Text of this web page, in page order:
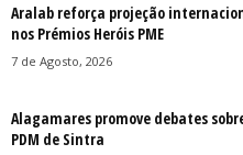
Aralab reforça projeção
nos Prémios Heróis PME
7 de Agosto, 2026
Alagamares promove debates
PDM de Sintra